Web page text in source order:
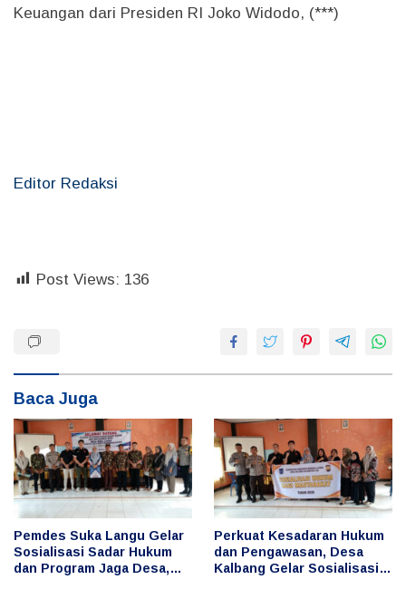
Keuangan dari Presiden RI Joko Widodo, (***)
Editor Redaksi
Post Views: 136
Baca Juga
Pemdes Suka Langu Gelar
Sosialisasi Sadar Hukum
dan Program Jaga Desa,
Perkuat Kesadaran Hukum
dan Pengawasan, Desa
Kalbang Gelar Sosialisasi